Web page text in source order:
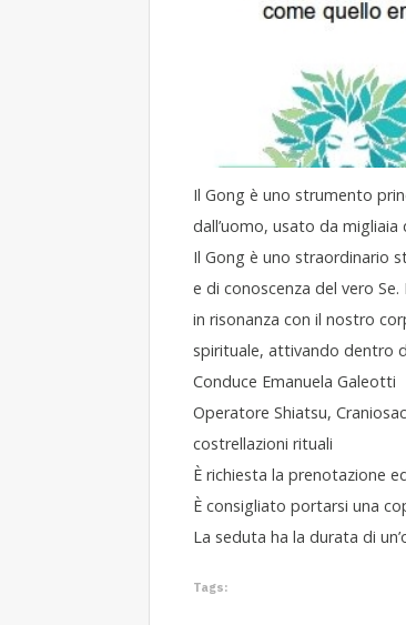
Il Gong è uno strumento
dall’uomo, usato da
Il Gong è uno straordinario
e di conoscenza del vero
in risonanza con il nostro
spirituale, attivando dentro
Conduce Emanuela Galeotti
Operatore Shiatsu,
costrellazioni rituali
È richiesta la prenotazione
È consigliato portarsi una
La seduta ha la durata di
Tags: